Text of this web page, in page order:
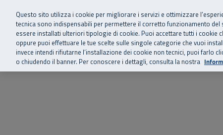
Vai al menu principale
Vai al contenuto principale
Vai al Footer
SuperAbile - il Contact Center Inail per il mondo della disabilità
Home Chi siamo Storie, news
Questo sito utilizza i cookie per migliorare i servizi e ottimizzare
tecnica sono indispensabili per permettere il corretto funzionamento
essere installati ulteriori tipologie di cookie. Puoi accettare tutti i cookie
oppure puoi effettuare le tue scelte sulle singole categorie che vuoi
invece intendi rifiutarne l’installazione dei cookie non tecnici, puoi farlo
o chiudendo il banner. Per conoscere i dettagli, consulta la nostra